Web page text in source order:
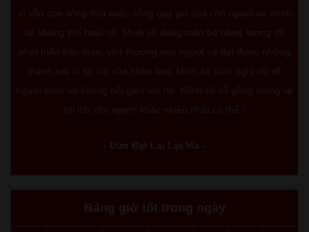
vì vẫn còn sống một cuộc sống quý giá của con người và mình
sẽ không phí hoài nó. Mình sẽ dùng toàn bộ năng lượng để
phát triển bản thân, yêu thương mọi người và đạt được những
thành tựu vì lợi ích của nhân loại. Mình sẽ luôn nghĩ tốt về
người khác và không nổi giận với họ. Mình sẽ cố gắng mang lại
lợi ích cho người khác nhiều nhất có thể."
- Đức Đạt Lai Lạt Ma -
Bảng giờ tốt trong ngày